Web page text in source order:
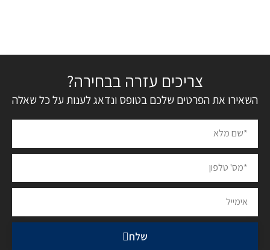
צריכים עזרה בבחירה?
השאירו את הפרטים שלכם בטופס ונדאג לענות על כל שאלה
שלח